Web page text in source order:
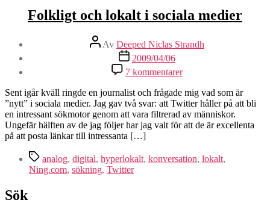
Folkligt och lokalt i sociala medier
Inläggsförfattare
Av Deeped Niclas Strandh
Inläggsdatum
2009/04/06
7 kommentarertill
Folkligt
och
lokalt
i
sociala
Sent igår kväll ringde en journalist och frågade mig vad som är
”nytt” i sociala medier. Jag gav två svar: att Twitter håller på att bli
en intressant sökmotor genom att vara filtrerad av människor.
Ungefär hälften av de jag följer har jag valt för att de är excellenta
på att posta länkar till intressanta […]
Etiketter
analog, digital, hyperlokalt, konversation, lokalt,
Ning.com, sökning, Twitter
Sök